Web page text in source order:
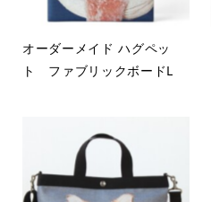
オーダーメイド ハグペッ
ト ファブリックボードL